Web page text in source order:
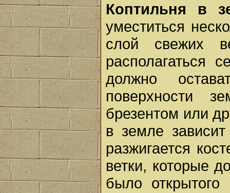
Коптильня в
уместиться
слой свежих
располагаться
должно
поверхности
брезентом или
в земле
разжигается
ветки, которые
было